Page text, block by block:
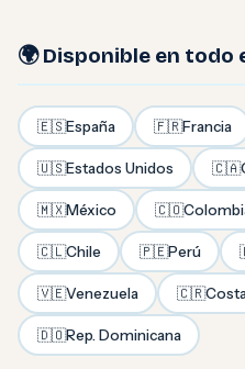
🌍 Disponible en todo
🇪🇸España 🇫🇷Francia
🇺🇸Estados Unidos 🇨🇦
🇲🇽México 🇨🇴
🇨🇱Chile 🇵🇪Perú
🇻🇪Venezuela 🇨🇷
🇩🇴Rep. Dominicana